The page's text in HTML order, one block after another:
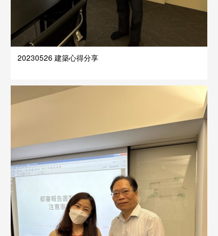
20230526 建築心得分享